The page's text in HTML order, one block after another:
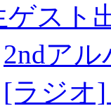
ゲスト
2ndア
[ラジオ